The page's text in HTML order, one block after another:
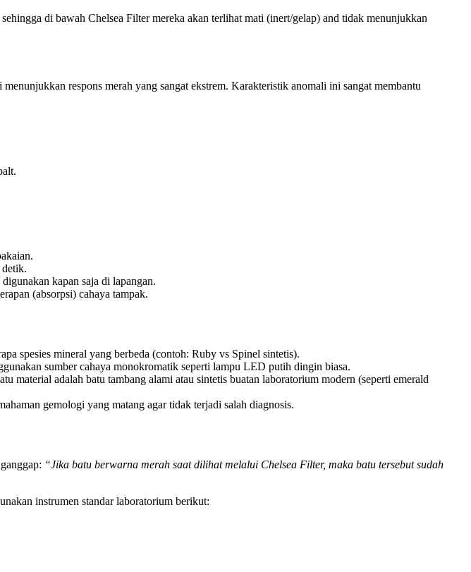
di bawah Chelsea Filter mereka akan terlihat mati (inert/gelap) and tidak menunjukkan
respons merah yang sangat ekstrem. Karakteristik anomali ini sangat membantu
detik.
kapan saja di lapangan.
(absorpsi) cahaya tampak.
spesies mineral yang berbeda (contoh: Ruby vs Spinel sintetis).
sumber cahaya monokromatik seperti lampu LED putih dingin biasa.
material adalah batu tambang alami atau sintetis buatan laboratorium modern (seperti emerald
gemologi yang matang agar tidak terjadi salah diagnosis.
“Jika batu berwarna merah saat dilihat melalui Chelsea Filter, maka batu tersebut sudah
instrumen standar laboratorium berikut: